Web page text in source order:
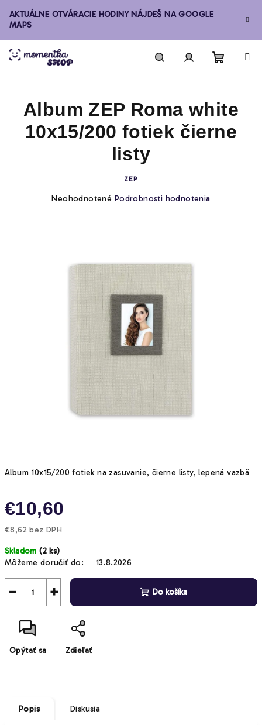
obsah
AKTUÁLNE OTVÁRACIE HODINY NÁJDEŠ NA GOOGLE
MAPS
košík
Album 10x15/200 fotiek na zasuvanie, čierne listy, lepená vazbä
€10,60
€8,62 bez DPH
cena:
Skladom(2 ks)
Môžeme doručiť do:
13.8.2026
+
− Do košíka
Opýtať sa Zdieľať
Album ZEP Roma white
10x15/200 fotiek čierne
listy
ZEP
Priemerné
Neohodnotené Podrobnosti hodnotenia
Popis Diskusia